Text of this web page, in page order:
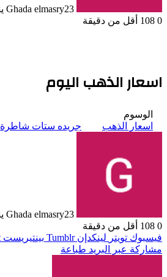
Ghada elmasry23 يناير، 2024
0
أقل من دقيقة
اسعار الذهب اليوم
الوسوم
اسعار الذهب
جريده ستات شاطرة
Ghada elmasry23 يناير، 2024
0
أقل من دقيقة
فيسبوك تويتر لينكدإن بينتيريست
مشاركة عبر البريد طباعة